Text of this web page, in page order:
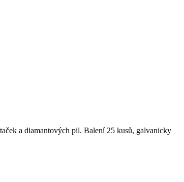
a diamantových pil. Balení 25 kusů, galvanicky